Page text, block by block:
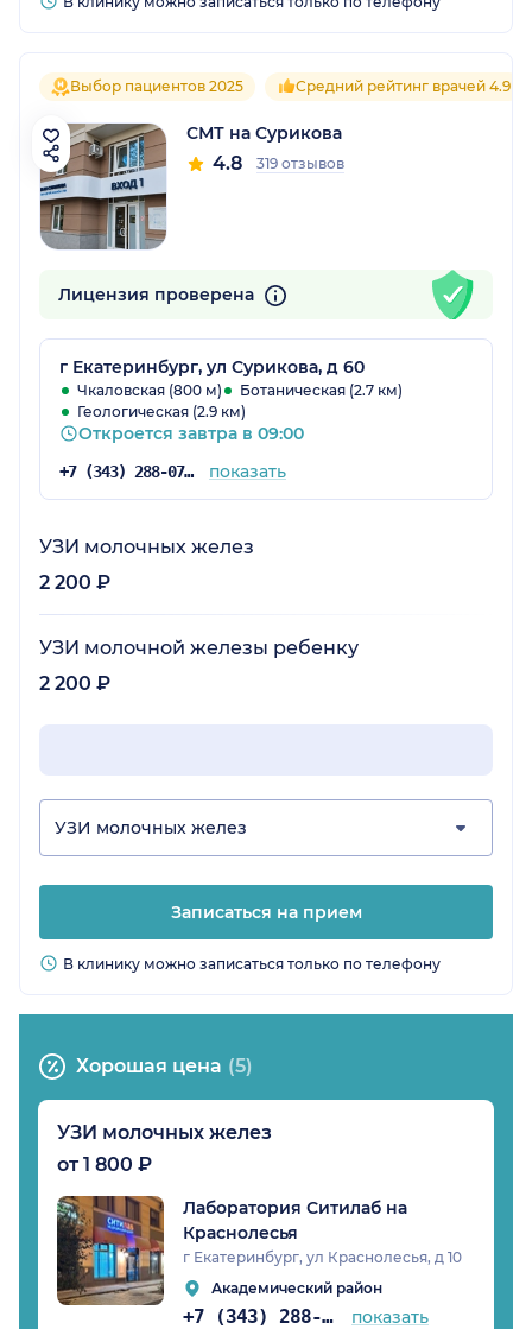
Выбор пациентов 2025 Средний рейтинг врачей 4.9
СМТ на Сурикова
4.8 319 отзывов
Лицензия проверена
г Екатеринбург, ул Сурикова, д 60
Чкаловская (800 м)
Ботаническая (2.7 км)
Геологическая (2.9 км)
Откроется завтра в 09:00
+7 (343) 288-07-54 показать
УЗИ молочных желез
2 200 ₽
УЗИ молочной железы ребенку
2 200 ₽
УЗИ молочных желез
Записаться на прием
В клинику можно записаться только по телефону
Хорошая цена (5)
УЗИ молочных желез
от 1 800 ₽
Лаборатория Ситилаб на
Краснолесья
г Екатеринбург, ул Краснолесья, д 10
Академический район
+7 (343) 288-02-89 показать